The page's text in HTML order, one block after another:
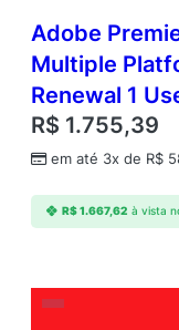
Adobe
Multiple
Renewal 1
R$ 1.755,39
em até 3x de R$
R$1.667,62 à vista